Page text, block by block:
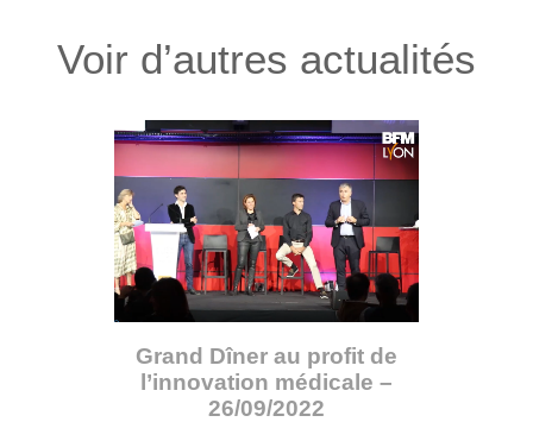
Voir d’autres actualités
Grand Dîner au profit de
l’innovation médicale –
26/09/2022